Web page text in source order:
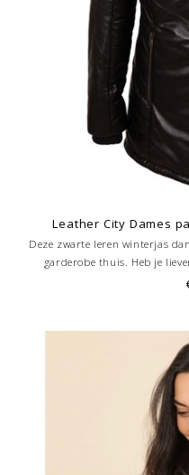
Leather City Dames
Deze zwarte leren winterjas
garderobe thuis. Heb je
zwarte dame leren jas is te